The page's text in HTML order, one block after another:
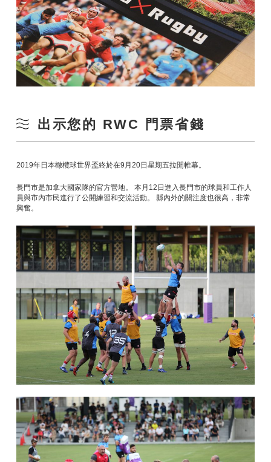
出示您的 RWC 門票省錢
2019年日本橄欖球世界盃終於在9月20日星期五拉開帷幕。
長門市是加拿大國家隊的官方營地。 本月12日進入長門市的球員和工作人
員與市內市民進行了公開練習和交流活動。 縣內外的關注度也很高，非常
興奮。